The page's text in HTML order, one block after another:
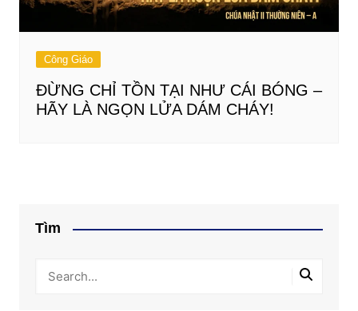
Công Giáo
ĐỪNG CHỈ TỒN TẠI NHƯ CÁI BÓNG –
HÃY LÀ NGỌN LỬA DÁM CHÁY!
Tìm